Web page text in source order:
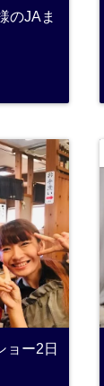
のJAま
ョー2日